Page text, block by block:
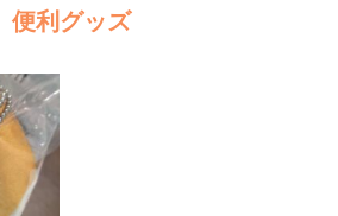
便利グッズ